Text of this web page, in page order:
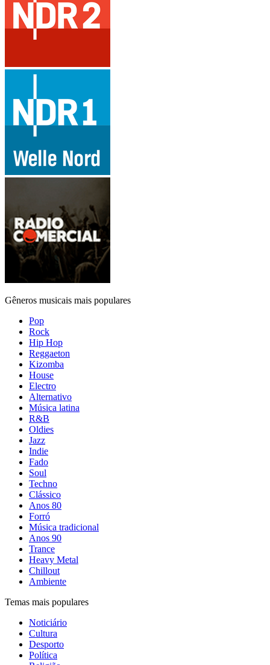
Gêneros musicais mais populares
Pop
Rock
Hip Hop
Reggaeton
Kizomba
House
Electro
Alternativo
Música latina
R&B
Oldies
Jazz
Indie
Fado
Soul
Techno
Clássico
Anos 80
Forró
Música tradicional
Anos 90
Trance
Heavy Metal
Chillout
Ambiente
Temas mais populares
Noticiário
Cultura
Desporto
Política